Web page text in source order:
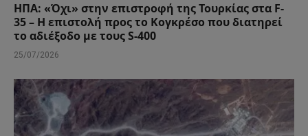
ΗΠΑ: «Όχι» στην επιστροφή της Τουρκίας στα F-
35 – Η επιστολή προς το Κογκρέσο που διατηρεί
το αδιέξοδο με τους S-400
25/07/2026